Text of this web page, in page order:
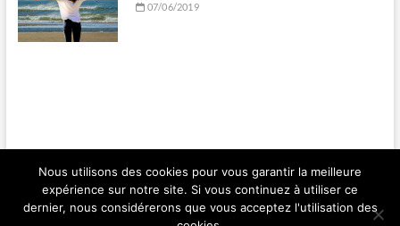
07/06/2019
Ma Santé par les Plantes | Franck BERGER | 2018 © Copyright All right
reserved
Nous utilisons des cookies pour vous garantir la meilleure
expérience sur notre site. Si vous continuez à utiliser ce
dernier, nous considérerons que vous acceptez l'utilisation des